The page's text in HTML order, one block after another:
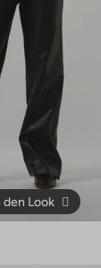
den Look